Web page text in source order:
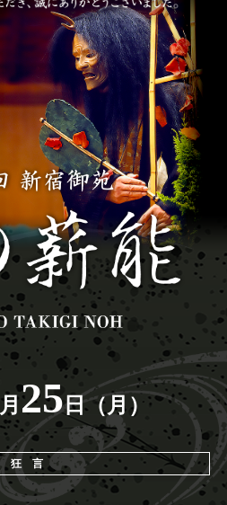
月25日（月）
狂 言